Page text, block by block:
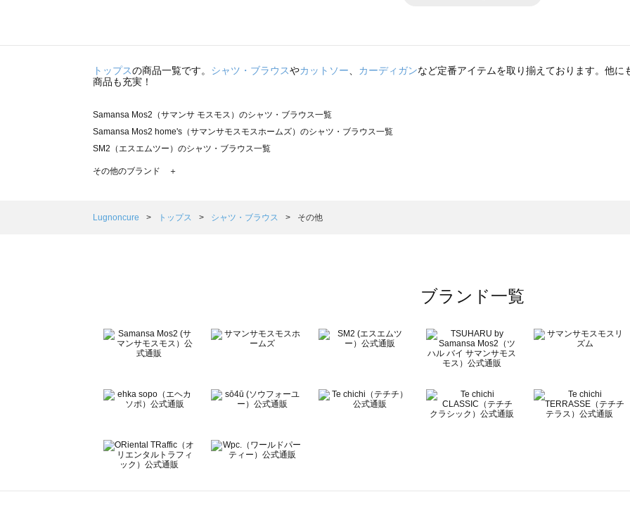
トップスの商品一覧です。 シャツ・ブラウスやカットソー カーディガンなど定番アイテムを取り揃えております。他に
商品も充実！
Samansa Mos2（サマンサ モスモス）のシャツ・ブラウス一覧
Samansa Mos2 home's（サマンサモスモスホームズ）のシャツ・ブラウス一覧
SM2（エスエムツー）のシャツ・ブラウス一覧
TSUHARU by Samansa Mos2（ツハルバイサマンサモスモス）のシャツ・ブラウス一覧
Samansa Mos2 Lagom（サマンサモスモス ラーゴム）のシャツ・ブラウス一覧
BETTY'S BLUE（べティーズブルー）のシャツ・ブラウス一覧
Wpc.（ワールドパーティー）のシャツ・ブラウス一覧
その他のブランド ＋
Lugnoncure トップス シャツ・ブラウス その他
ブランド一覧